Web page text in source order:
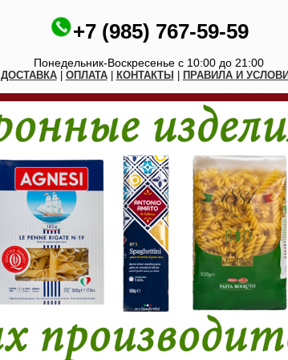
+7 (985) 767-59-59
Понедельник-Воскресенье с 10:00 до 21:00
ДОСТАВКА| ОПЛАТА| КОНТАКТЫ ПРАВИЛА И